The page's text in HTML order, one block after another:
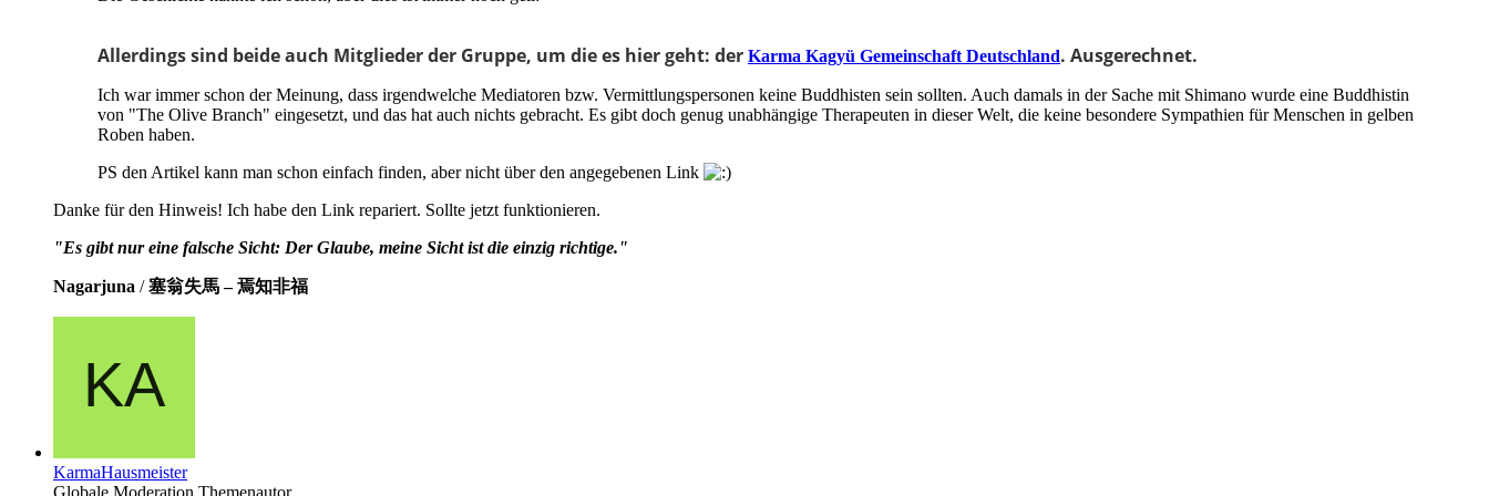
Allerdings sind beide auch Mitglieder der Gruppe, um die es hier geht: der Karma Kagyü Gemeinschaft Deutschland. Ausgerechnet.
Ich war immer schon der Meinung, dass irgendwelche Mediatoren bzw. Vermittlungspersonen keine Buddhisten sein sollten. Auch damals in der Sache mit Shimano wurde eine Buddhistin
von "The Olive Branch" eingesetzt, und das hat auch nichts gebracht. Es gibt doch genug unabhängige Therapeuten in dieser Welt, die keine besondere Sympathien für Menschen in gelben
Roben haben.
PS den Artikel kann man schon einfach finden, aber nicht über den angegebenen Link
Danke für den Hinweis! Ich habe den Link repariert. Sollte jetzt funktionieren.
"Es gibt nur eine falsche Sicht: Der Glaube, meine Sicht ist die einzig richtige."
Nagarjuna /塞翁失馬 – 焉知非福
KarmaHausmeister
Globale Moderation Themenautor